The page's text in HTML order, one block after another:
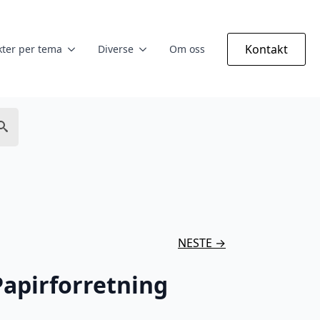
per tema Diverse Om oss Kontakt
NESTE →